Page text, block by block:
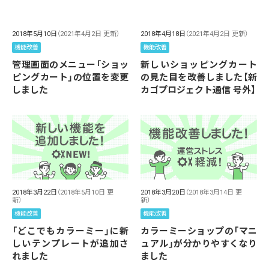
2018年5月10日 （2021年4月2日 更新）
機能改善
管理画面のメニュー「ショッ
ピングカート」の位置を変更
しました
2018年4月18日 （2021年4月2日 更新）
機能改善
新しいショッピングカート
の見た目を改善しました【新
カゴプロジェクト通信 号外】
2018年3月22日 （2018年5月10日 更
新）
機能改善
「どこでもカラーミー」に新
しいテンプレートが追加さ
れました
2018年3月20日 （2018年3月14日 更
新）
機能改善
カラーミーショップの「マニ
ュアル」が分かりやすくなり
ました